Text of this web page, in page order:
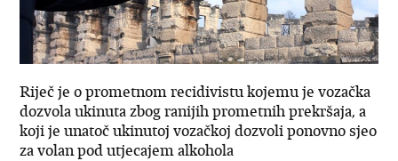
Riječ je o prometnom recidivistu kojemu je vozačka
dozvola ukinuta zbog ranijih prometnih prekršaja, a
koji je unatoč ukinutoj vozačkoj dozvoli ponovno sjeo
za volan pod utjecajem alkohola